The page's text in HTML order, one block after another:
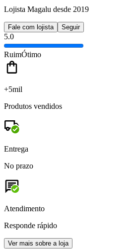
Lojista Magalu desde 2019
Fale com lojista Seguir
5.0
RuimÓtimo
+5mil
Produtos vendidos
Entrega
No prazo
Atendimento
Responde rápido
Ver mais sobre a loja